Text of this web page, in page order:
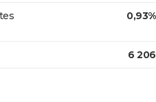
0,93%
6 206